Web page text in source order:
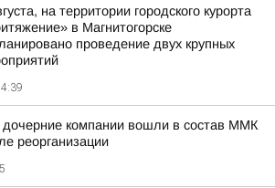
на территории городского курорта
в Магнитогорске
проведение двух крупных
дочерние компании вошли в состав ММК
реорганизации